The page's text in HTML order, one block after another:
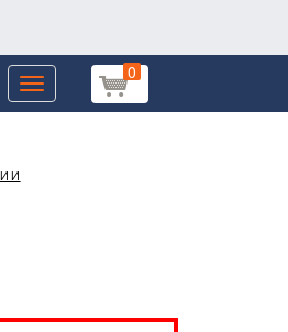
0
Toggle
navigation